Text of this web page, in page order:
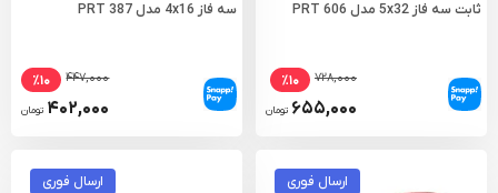
ثابت سه فاز 5x32 مدل PRT 606
۷۲۸,۰۰۰ ٪۱۰
۶۵۵,۰۰۰ تومان
سه فاز 4x16 مدل PRT 387
۴۴۷,۰۰۰ ٪۱۰
۴۰۲,۰۰۰ تومان
ارسال فوری ارسال فوری